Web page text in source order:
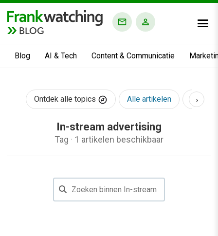
BLOG
Blog AI & Tech Content & Communicatie
Ontdek alle topics Alle artikelen AI &
›
In-stream advertising
Tag · 1 artikelen beschikbaar